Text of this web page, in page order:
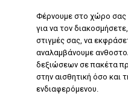
Φέρνουμε στο χώρο σας
για να τον
στιγμές σας, να
αναλαμβάνουμε
δεξιώσεων σε πακέτα
στην αισθητική όσο και
ενδιαφερόμενου.